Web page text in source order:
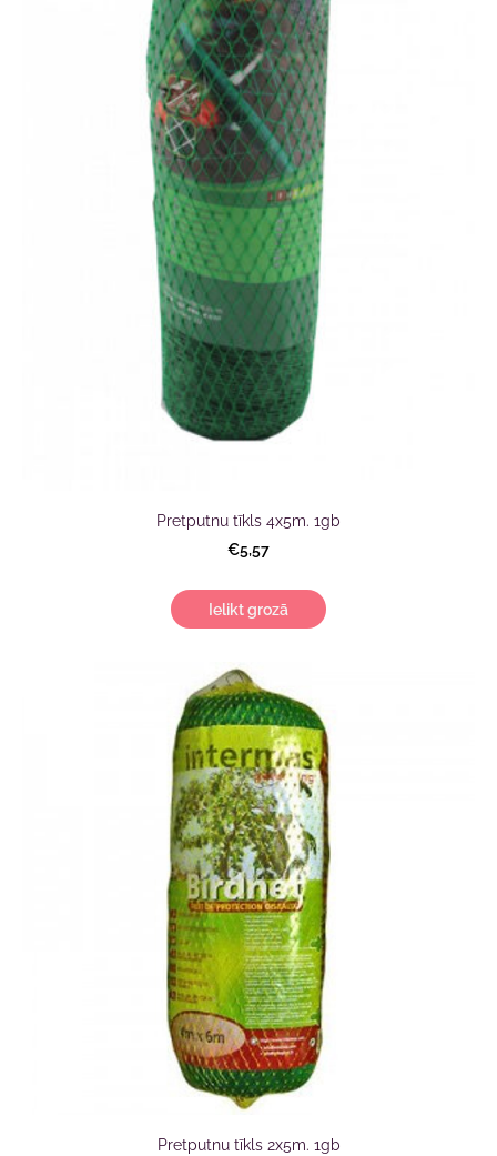
Pretputnu tīkls 4x5m. 1gb
€5,57
Ielikt grozā
Pretputnu tīkls 2x5m. 1gb